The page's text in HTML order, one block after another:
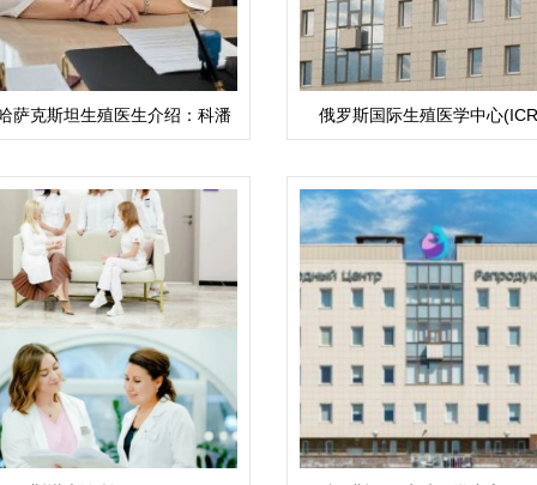
萨克斯坦生殖医生介绍：科潘
娃·拉伊哈恩·乌斯塔巴耶夫娜
俄罗斯国际生殖医学中心